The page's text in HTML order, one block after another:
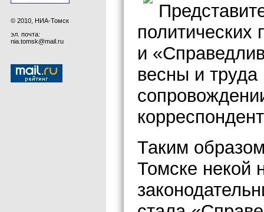
© 2010, НИА-Томск
эл. почта:
nia.tomsk@mail.ru
и
весны и
Таким
Томске некой